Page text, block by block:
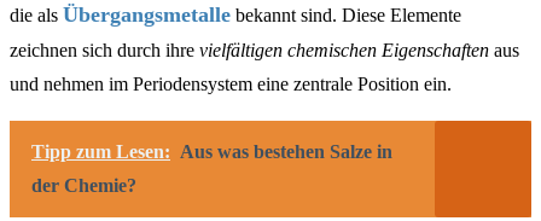
die als Übergangsmetalle bekannt sind. Diese Elemente
zeichnen sich durch ihre vielfältigen chemischen Eigenschaften aus
und nehmen im Periodensystem eine zentrale Position ein.
Tipp zum Lesen: Aus was bestehen Salze in
der Chemie?